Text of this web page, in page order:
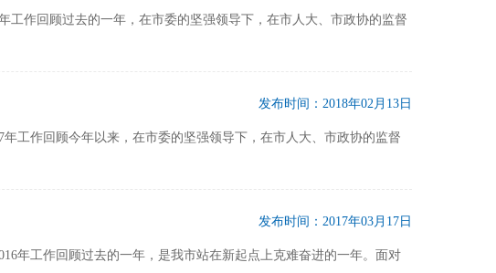
作回顾过去的一年，在市委的坚强领导下，在市人大、市政协的监督
发布时间：2018年02月13日
工作回顾今年以来，在市委的坚强领导下，在市人大、市政协的监督
发布时间：2017年03月17日
年工作回顾过去的一年，是我市站在新起点上克难奋进的一年。面对